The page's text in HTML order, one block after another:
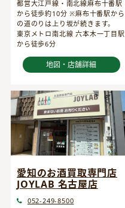
都営大江戸線・南北線麻布十番駅
から徒歩約10分 ※麻布十番駅から
の道のりは上り坂が続きます。
東京メトロ南北線 六本木一丁目駅
から徒歩6分
地図・店舗詳細
愛知のお酒買取専門店
JOYLAB 名古屋店
052-249-8500